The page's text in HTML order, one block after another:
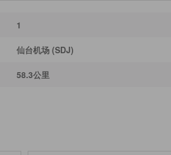
1
仙台机场 (SDJ)
58.3公里